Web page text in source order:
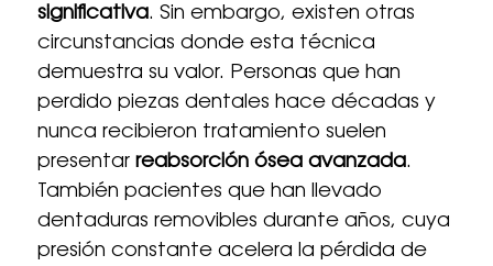
significativa. Sin embargo, existen otras
circunstancias donde esta técnica
demuestra su valor. Personas que han
perdido piezas dentales hace décadas y
nunca recibieron tratamiento suelen
presentar reabsorción ósea avanzada.
También pacientes que han llevado
dentaduras removibles durante años, cuya
presión constante acelera la pérdida de